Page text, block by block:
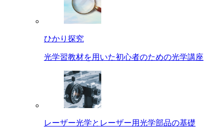
ひかり探究
光学習教材を用いた初心者のための光学講座
レーザー光学とレーザー用光学部品の基礎